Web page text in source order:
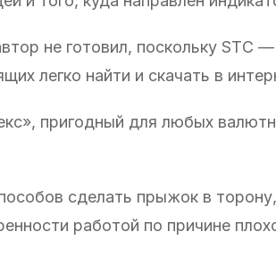
не готовил, поскольку STС
легко найти и скачать в
пригодный для любых
сделать прыжок в
работой по причине